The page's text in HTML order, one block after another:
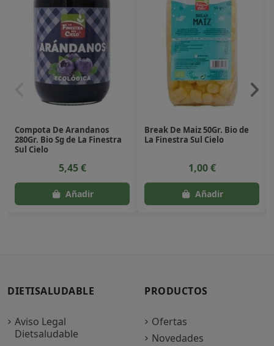
Compota De Arandanos
280Gr. Bio Sg de La Finestra
Sul Cielo
5,45 €
Break De Maiz 50Gr. Bio de
La Finestra Sul Cielo
1,00 €
DIETISALUDABLE
Aviso Legal
Dietsaludable
PRODUCTOS
Ofertas
Novedades